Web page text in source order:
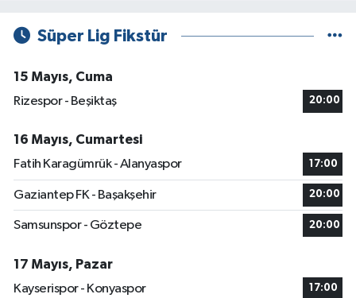
Süper Lig Fikstür
15 Mayıs, Cuma
Rizespor - Beşiktaş
20:00
16 Mayıs, Cumartesi
Fatih Karagümrük - Alanyaspor
17:00
Gaziantep FK - Başakşehir 20:00
Samsunspor - Göztepe 20:00
17 Mayıs, Pazar
Kayserispor - Konyaspor
17:00